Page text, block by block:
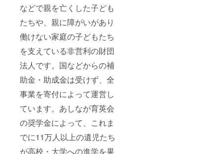
などで親を亡くした子ども
たちや、親に障がいがあり
働けない家庭の子どもたち
を支えている非営利の財団
法人です。国などからの補
助金・助成金は受けず、全
事業を寄付によって運営し
ています。あしなが育英会
の奨学金によって、これま
でに11万人以上の遺児たち
が高校・大学への進学を果